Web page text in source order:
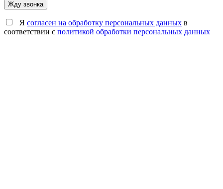
Жду звонка
Я согласен на обработку персональных данных в
соответствии с политикой обработки персональных данных